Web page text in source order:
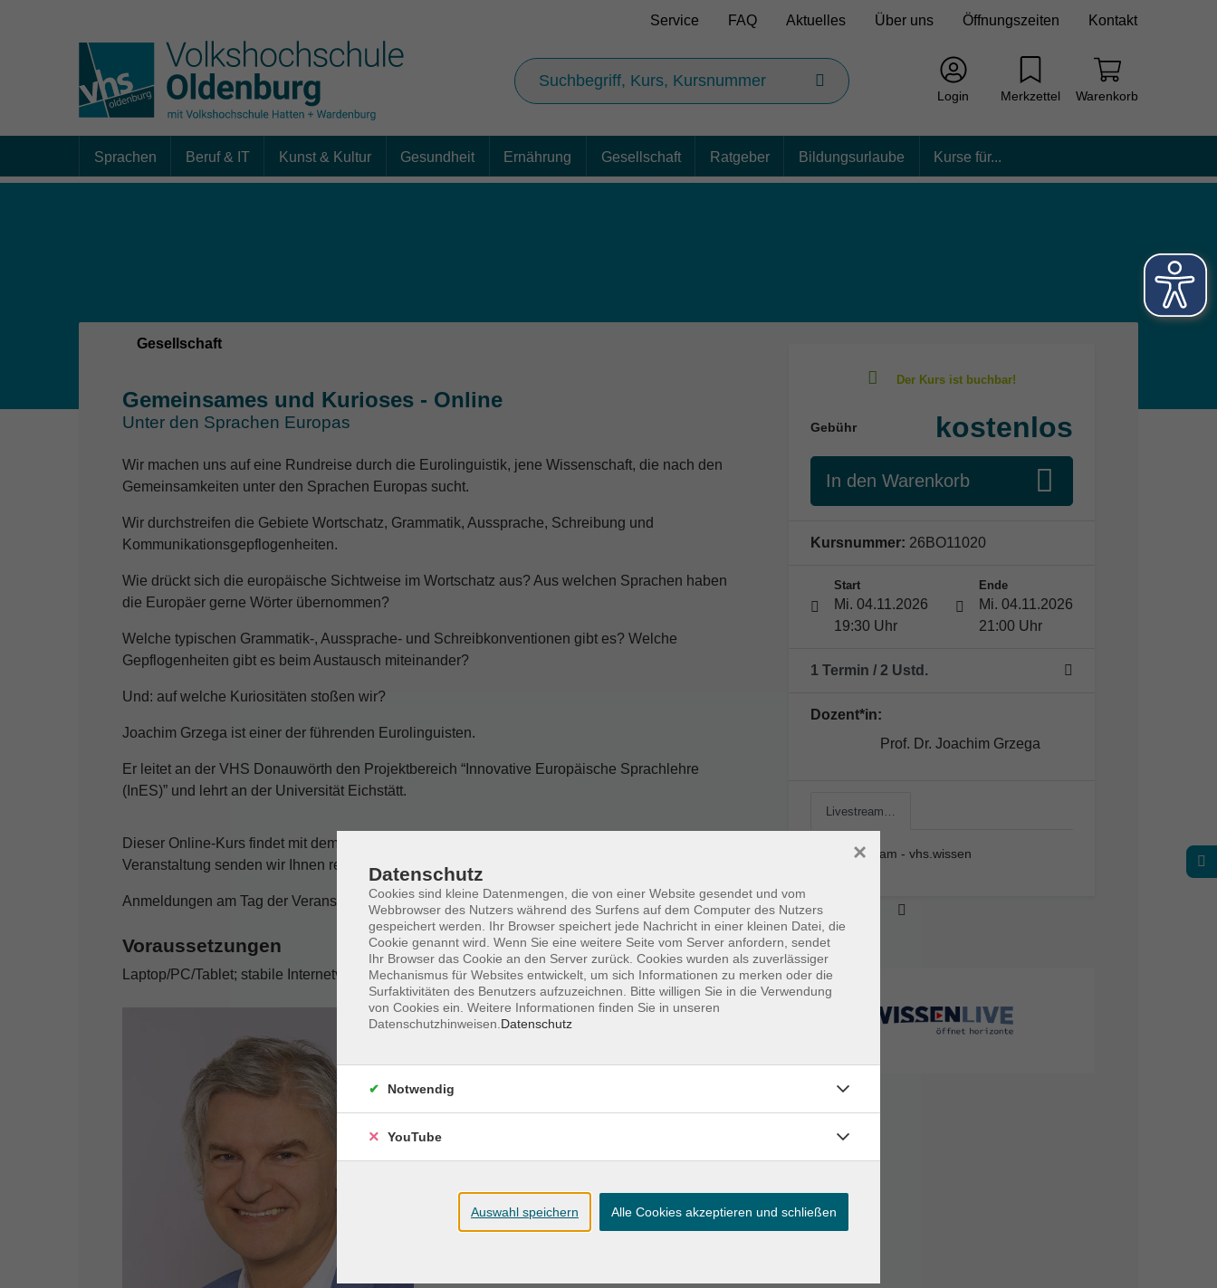
Service FAQ Aktuelles Über uns Öffnungszeiten Kontakt
Login Merkzettel Warenkorb
Sprachen Beruf & IT Kunst & Kultur Gesundheit Ernährung Gesellschaft Ratgeber Bildungsurlaube Kurse für...
Gesellschaft
Gemeinsames und Kurioses - Online
Unter den Sprachen Europas
Wir machen uns auf eine Rundreise durch die Eurolinguistik, jene Wissenschaft, die nach den
Gemeinsamkeiten unter den Sprachen Europas sucht.
Wir durchstreifen die Gebiete Wortschatz, Grammatik, Aussprache, Schreibung und
Kommunikationsgepflogenheiten.
Wie drückt sich die europäische Sichtweise im Wortschatz aus? Aus welchen Sprachen haben
die Europäer gerne Wörter übernommen?
Welche typischen Grammatik-, Aussprache- und Schreibkonventionen gibt es? Welche
Gepflogenheiten gibt es beim Austausch miteinander?
Und: auf welche Kuriositäten stoßen wir?
Joachim Grzega ist einer der führenden Eurolinguisten.
Er leitet an der VHS Donauwörth den Projektbereich “Innovative Europäische Sprachlehre
(InES)” und lehrt an der Universität Eichstätt.
Dieser Online-Kurs findet mit dem Konferenztool Zoom statt. Den Zugangs-Link zur
Veranstaltung senden wir Ihnen rechtzeitig vor dem Termin per E-Mail zu.
Anmeldungen am Tag der Veranstaltung nur telefonisch zu unseren Öffnungszeiten möglich.
Voraussetzungen
Laptop/PC/Tablet; stabile Internetverbindung/Wlan
Gebühr kostenlos
In den Warenkorb
Kursnummer: 26BO11020
Start
Mi. 04.11.2026
19:30 Uhr
Ende
Mi. 04.11.2026
21:00 Uhr
1 Termin / 2 Ustd.
Dozent*in:
Prof. Dr. Joachim Grzega
Livestream…
Livestream - vhs.wissen
Datenschutz
Cookies sind kleine Datenmengen, die von einer Website gesendet und vom
Webbrowser des Nutzers während des Surfens auf dem Computer des Nutzers
gespeichert werden. Ihr Browser speichert jede Nachricht in einer kleinen Datei, die
Cookie genannt wird. Wenn Sie eine weitere Seite vom Server anfordern, sendet
Ihr Browser das Cookie an den Server zurück. Cookies wurden als zuverlässiger
Mechanismus für Websites entwickelt, um sich Informationen zu merken oder die
Surfaktivitäten des Benutzers aufzuzeichnen. Bitte willigen Sie in die Verwendung
von Cookies ein. Weitere Informationen finden Sie in unseren
Datenschutzhinweisen. Datenschutz
×
Notwendig
YouTube
Auswahl speichern Alle Cookies akzeptieren und schließen